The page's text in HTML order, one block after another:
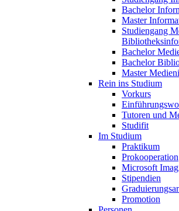
Bachelor
Master
Studiengang
Bachelor
Bachelor
Master
Rein ins Studium
Vorkurs
Tutoren und
Studifit
Im Studium
Praktikum
Prokooperation
Microsoft
Stipendien
Promotion